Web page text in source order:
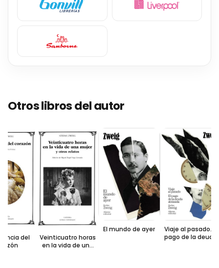
Otros libros del autor
del
Veinticuatro horas
en la vida de una
El mundo de ayer
Viaje al pasado. El
pago de la deuda